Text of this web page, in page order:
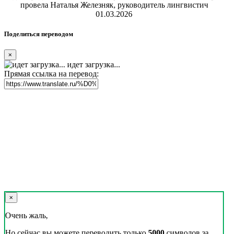
провела Наталья Железняк, руководитель лингвистич
01.03.2026
Поделиться переводом
×
идет загрузка...
Прямая ссылка на перевод:
×
Очень жаль,